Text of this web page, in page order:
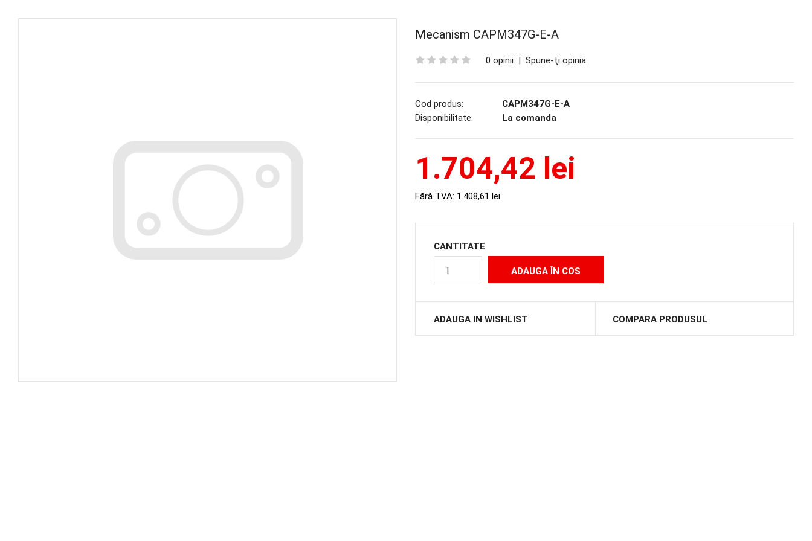
Mecanism CAPM347G-E-A
0 opinii | Spune-ţi opinia
Cod produs:
CAPM347G-E-A
Disponibilitate:
La comanda
1.704,42 lei
Fără TVA: 1.408,61 lei
CANTITATE
ADAUGA IN WISHLIST COMPARA PRODUSUL